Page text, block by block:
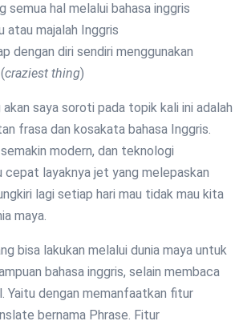
semua hal melalui bahasa inggris
atau majalah Inggris
dengan diri sendiri menggunakan
craziest thing)
saya soroti pada topik kali ini adalah
frasa dan kosakata bahasa Inggris.
modern, dan teknologi
cepat layaknya jet yang melepaskan
lagi setiap hari mau tidak mau kita
maya.
bisa lakukan melalui dunia maya untuk
bahasa inggris, selain membaca
Yaitu dengan memanfaatkan fitur
bernama Phrase. Fitur